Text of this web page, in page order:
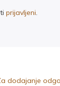
prijavljeni
dodajanje